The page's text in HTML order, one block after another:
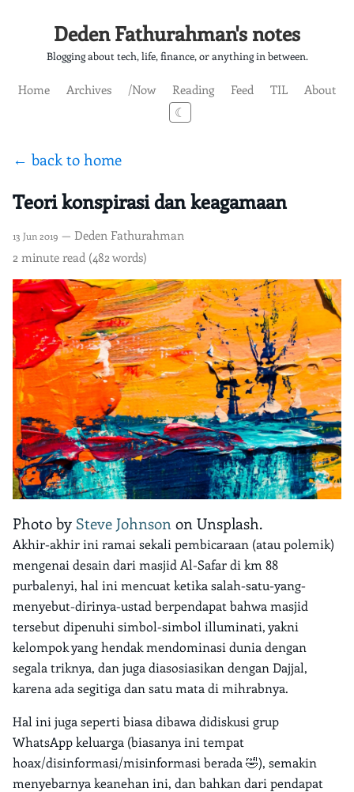
Deden Fathurahman's notes
Blogging about tech, life, finance, or anything in between.
Home Archives /Now Reading Feed TIL
About
☾
← back to home
Teori konspirasi dan keagamaan
13 Jun 2019 — Deden Fathurahman
2 minute read (482 words)
Photo by Steve Johnson on Unsplash.
Akhir-akhir ini ramai sekali pembicaraan (atau polemik)
mengenai desain dari masjid Al-Safar di km 88
purbalenyi, hal ini mencuat ketika salah-satu-yang-
menyebut-dirinya-ustad berpendapat bahwa masjid
tersebut dipenuhi simbol-simbol illuminati, yakni
kelompok yang hendak mendominasi dunia dengan
segala triknya, dan juga diasosiasikan dengan Dajjal,
karena ada segitiga dan satu mata di mihrabnya.
Hal ini juga seperti biasa dibawa didiskusi grup
WhatsApp keluarga (biasanya ini tempat
hoax/disinformasi/misinformasi berada 🤣), semakin
menyebarnya keanehan ini, dan bahkan dari pendapat